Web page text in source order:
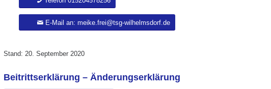
E-Mail an: meike.frei@tsg-wilhelmsdorf.de
Stand: 20. September 2020
Beitrittserklärung – Änderungserklärung